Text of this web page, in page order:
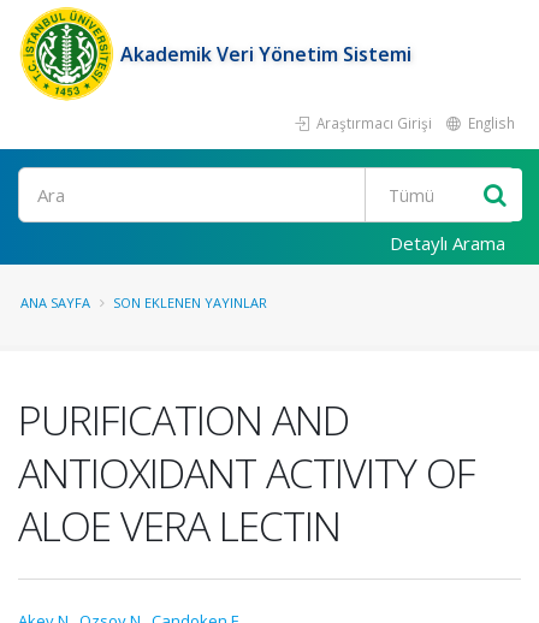
Akademik Veri Yönetim Sistemi
Araştırmacı Girişi English
Ara
Detaylı Arama
ANA SAYFA SON EKLENEN YAYINLAR
PURIFICATION AND
ANTIOXIDANT ACTIVITY OF
ALOE VERA LECTIN